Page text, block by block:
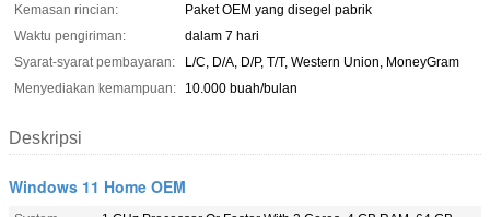
Kemasan rincian:
Paket OEM yang disegel pabrik
Waktu pengiriman:
dalam 7 hari
Syarat-syarat pembayaran:
L/C, D/A, D/P, T/T, Western Union, MoneyGram
Menyediakan kemampuan:
10.000 buah/bulan
Deskripsi
Windows 11 Home OEM